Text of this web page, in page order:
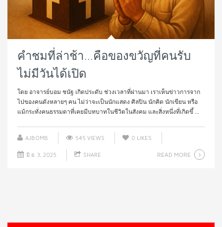
คำชมที่ล่าช้า…คือของขวัญที่คนรับ
ไม่มีวันได้เปิด
โดย อาจารย์บอม ชนัฐ เกิดประดับ ช่วงเวลาที่ผ่านมา เราเห็นข่าวการจาก
ไปของคนดังหลายๆ คน ไม่ว่าจะเป็นนักแสดง ศิลปิน นักคิด นักเขียน หรือ
แม้กระทั่งคนธรรมดาที่เคยมีบทบาทในชีวิตในสังคม และสิ่งหนึ่งที่เกิดขึ้ ...
AJBOMB 545 VIEWS 0 LIKES
มิ.ย. 3, 2025 SHARE READ MORE